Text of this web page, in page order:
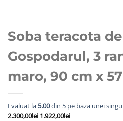
Soba teracota
Gospodarul, 3
maro, 90 cm x
Evaluat la5.00din 5 pe baza unei
2.300,00lei Prețul
1.922,00leiPrețul